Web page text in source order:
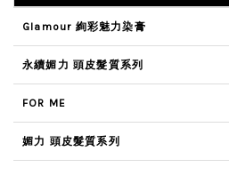
Glamour 絢彩魅力染膏
永續媚力 頭皮髮質系列
FOR ME
媚力 頭皮髮質系列